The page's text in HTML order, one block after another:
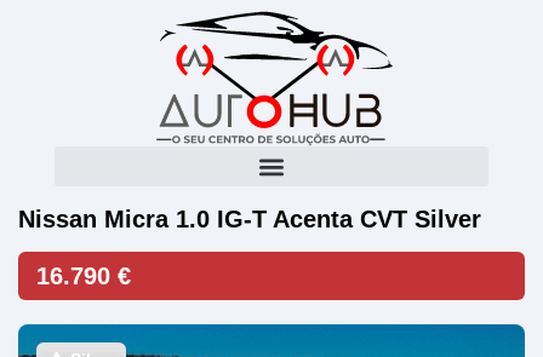
Nissan Micra 1.0 IG-T Acenta CVT Silver
16.790 €